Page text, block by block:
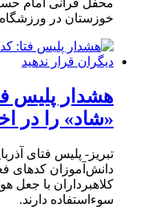
محفل قرآنی امام
خوزستان در
هشدار پلیس
«شاد» را در
تبریز- پلیس فتای
دانش‌آموزان کدهای
کلاهبرداران با جعل
سوءاستفاده دارند.